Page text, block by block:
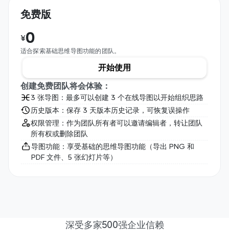
免费版
¥0
适合探索基础思维导图功能的团队。
开始使用
创建免费团队将会体验：
3 张导图：最多可以创建 3 个在线导图以开始组织思路
历史版本：保存 3 天版本历史记录，可恢复误操作
权限管理：作为团队所有者可以邀请编辑者，转让团队
所有权或删除团队
导图功能：享受基础的思维导图功能（导出 PNG 和
PDF 文件、5 张幻灯片等）
深受多家500强企业信赖